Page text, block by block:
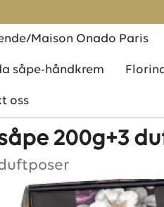
Maison Onado Paris
såpe-håndkrem
oss
200g+3